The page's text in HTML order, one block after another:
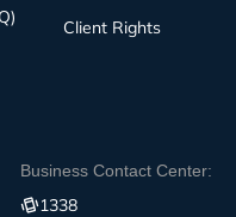
Client Rights
Business Contact Center:
1338